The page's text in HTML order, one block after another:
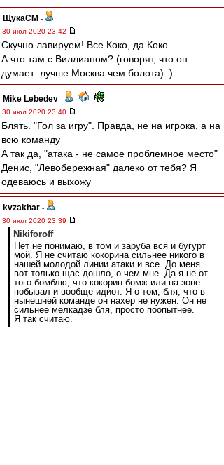
ЩукаСМ -
30 июл 2020 23:42
Скучно лавируем! Все Коко, да Коко...
А что там с Виллианом? (говорят, что он
думает: лучше Москва чем болота) :)
Mike Lebedev -
30 июл 2020 23:40
Блять. "Гол за игру". Правда, не на игрока, а на
всю команду
А так да, "атака - не самое проблемное место"
Денис, "Левобережная" далеко от тебя? Я
одеваюсь и выхожу
kvzakhar -
30 июл 2020 23:39
Nikiforoff
Нет не понимаю, в том и заруба вся и бугурт
мой. Я не считаю кокорина сильнее никого в
нашей молодой линии атаки и все. До меня
вот только щас дошло, о чем мне. Да я не от
того бомблю, что кокорин бомж или на зоне
побывал и вообще идиот. Я о том, бля, что в
нынешней команде он нахер не нужен. Он не
сильнее мелкадзе бля, просто поопытнее.
Я так считаю.